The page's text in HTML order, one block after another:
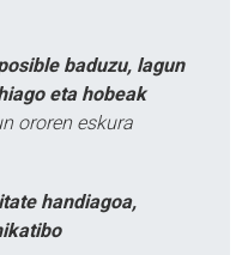
baduzu, lagun
eta hobeak
ororen eskura
handiagoa,